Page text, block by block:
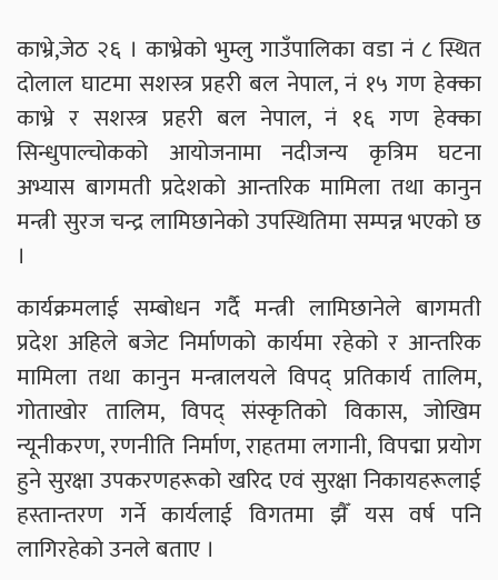
काभ्रे,जेठ २६ । काभ्रेको भुम्लु गाउँपालिका वडा नं ८ स्थित
दोलाल घाटमा सशस्त्र प्रहरी बल नेपाल, नं १५ गण हेक्का
काभ्रे र सशस्त्र प्रहरी बल नेपाल, नं १६ गण हेक्का
सिन्धुपाल्चोकको आयोजनामा नदीजन्य कृत्रिम घटना
अभ्यास बागमती प्रदेशको आन्तरिक मामिला तथा कानुन
मन्त्री सुरज चन्द्र लामिछानेको उपस्थितिमा सम्पन्न भएको छ
।
कार्यक्रमलाई सम्बोधन गर्दै मन्त्री लामिछानेले बागमती
प्रदेश अहिले बजेट निर्माणको कार्यमा रहेको र आन्तरिक
मामिला तथा कानुन मन्त्रालयले विपद् प्रतिकार्य तालिम,
गोताखोर तालिम, विपद् संस्कृतिको विकास, जोखिम
न्यूनीकरण, रणनीति निर्माण, राहतमा लगानी, विपद्मा प्रयोग
हुने सुरक्षा उपकरणहरूको खरिद एवं सुरक्षा निकायहरूलाई
हस्तान्तरण गर्ने कार्यलाई विगतमा झैँ यस वर्ष पनि
लागिरहेको उनले बताए ।